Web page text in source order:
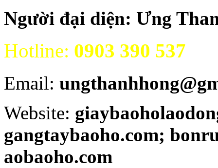
Người đại diện: Ưng
Hotline: 0903 390 537
Email:
Website:
gangtaybaoho.com;
aobaoho.com